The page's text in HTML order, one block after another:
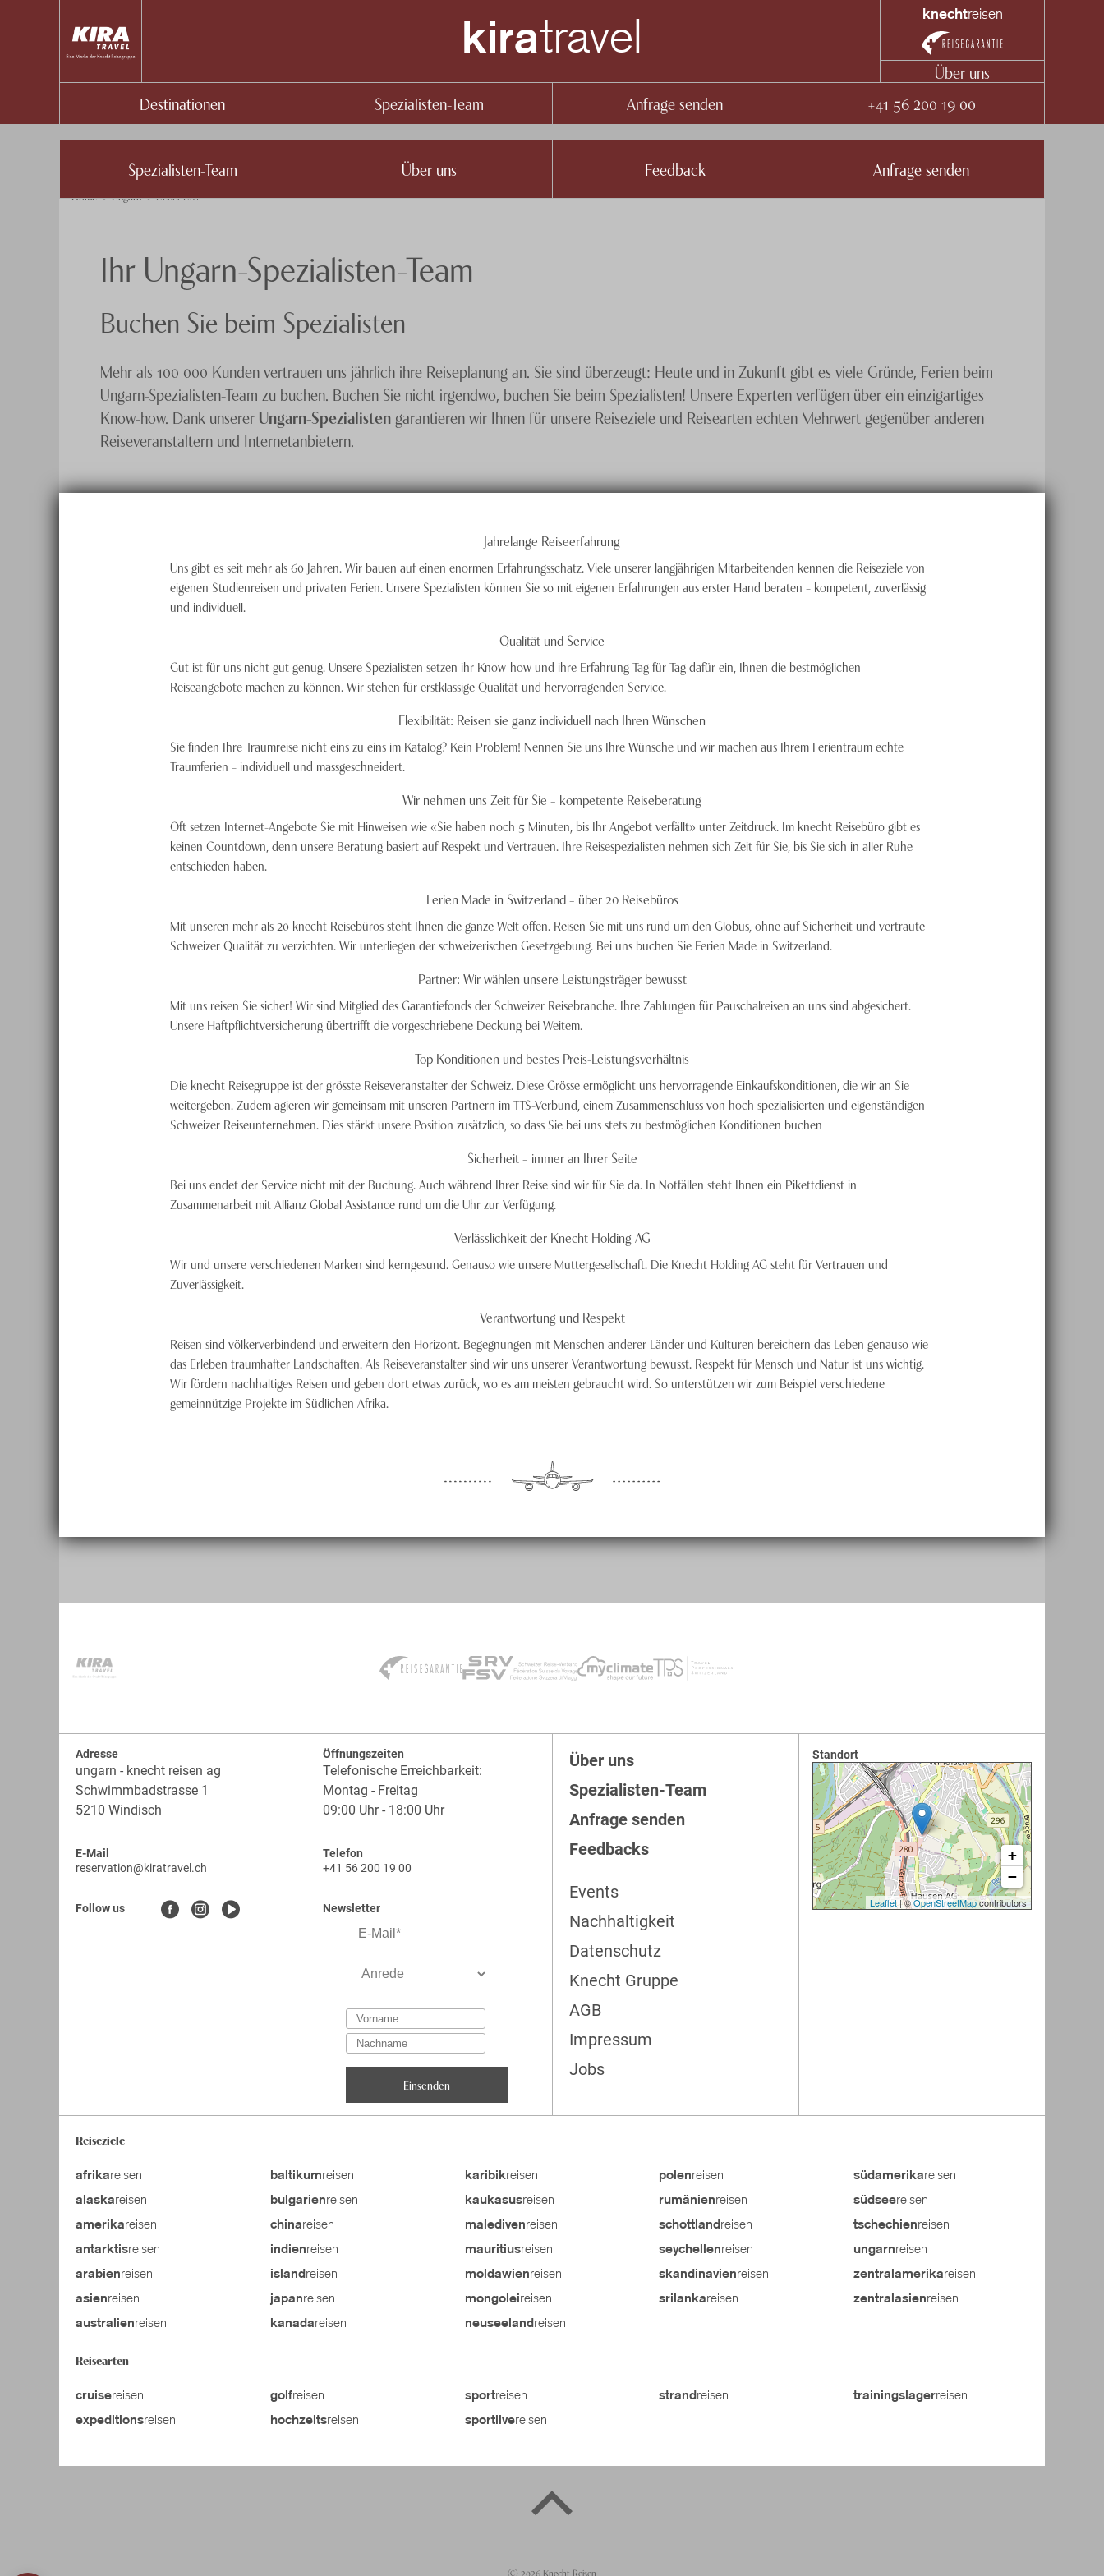
kiratravel
knechtreisen
Über uns
Destinationen
Spezialisten-Team Anfrage senden +41 56 200 19 00
Spezialisten-Team Über uns Feedback Anfrage senden
Home Ungarn Ueber Uns
Ihr Ungarn-Spezialisten-Team
Buchen Sie beim Spezialisten
Mehr als 100 000 Kunden vertrauen uns jährlich ihre Reiseplanung an. Sie sind überzeugt: Heute und in Zukunft gibt es viele Gründe, Ferien beim
Ungarn-Spezialisten-Team zu buchen. Buchen Sie nicht irgendwo, buchen Sie beim Spezialisten! Unsere Experten verfügen über ein einzigartiges
Know-how. Dank unserer Ungarn-Spezialisten garantieren wir Ihnen für unsere Reiseziele und Reisearten echten Mehrwert gegenüber anderen
Reiseveranstaltern und Internetanbietern.
Jahrelange Reiseerfahrung
Uns gibt es seit mehr als 60 Jahren. Wir bauen auf einen enormen Erfahrungsschatz. Viele unserer langjährigen Mitarbeitenden kennen die Reiseziele von
eigenen Studienreisen und privaten Ferien. Unsere Spezialisten können Sie so mit eigenen Erfahrungen aus erster Hand beraten – kompetent, zuverlässig
und individuell.
Qualität und Service
Gut ist für uns nicht gut genug. Unsere Spezialisten setzen ihr Know-how und ihre Erfahrung Tag für Tag dafür ein, Ihnen die bestmöglichen
Reiseangebote machen zu können. Wir stehen für erstklassige Qualität und hervorragenden Service.
Flexibilität: Reisen sie ganz individuell nach Ihren Wünschen
Sie finden Ihre Traumreise nicht eins zu eins im Katalog? Kein Problem! Nennen Sie uns Ihre Wünsche und wir machen aus Ihrem Ferientraum echte
Traumferien – individuell und massgeschneidert.
Wir nehmen uns Zeit für Sie – kompetente Reiseberatung
Oft setzen Internet-Angebote Sie mit Hinweisen wie «Sie haben noch 5 Minuten, bis Ihr Angebot verfällt» unter Zeitdruck. Im knecht Reisebüro gibt es
keinen Countdown, denn unsere Beratung basiert auf Respekt und Vertrauen. Ihre Reisespezialisten nehmen sich Zeit für Sie, bis Sie sich in aller Ruhe
entschieden haben.
Ferien Made in Switzerland – über 20 Reisebüros
Mit unseren mehr als 20 knecht Reisebüros steht Ihnen die ganze Welt offen. Reisen Sie mit uns rund um den Globus, ohne auf Sicherheit und vertraute
Schweizer Qualität zu verzichten. Wir unterliegen der schweizerischen Gesetzgebung. Bei uns buchen Sie Ferien Made in Switzerland.
Partner: Wir wählen unsere Leistungsträger bewusst
Mit uns reisen Sie sicher! Wir sind Mitglied des Garantiefonds der Schweizer Reisebranche. Ihre Zahlungen für Pauschalreisen an uns sind abgesichert.
Unsere Haftpflichtversicherung übertrifft die vorgeschriebene Deckung bei Weitem.
Top Konditionen und bestes Preis-Leistungsverhältnis
Die knecht Reisegruppe ist der grösste Reiseveranstalter der Schweiz. Diese Grösse ermöglicht uns hervorragende Einkaufskonditionen, die wir an Sie
weitergeben. Zudem agieren wir gemeinsam mit unseren Partnern im TTS-Verbund, einem Zusammenschluss von hoch spezialisierten und eigenständigen
Schweizer Reiseunternehmen. Dies stärkt unsere Position zusätzlich, so dass Sie bei uns stets zu bestmöglichen Konditionen buchen
Sicherheit – immer an Ihrer Seite
Bei uns endet der Service nicht mit der Buchung. Auch während Ihrer Reise sind wir für Sie da. In Notfällen steht Ihnen ein Pikettdienst in
Zusammenarbeit mit Allianz Global Assistance rund um die Uhr zur Verfügung.
Verlässlichkeit der Knecht Holding AG
Wir und unsere verschiedenen Marken sind kerngesund. Genauso wie unsere Muttergesellschaft. Die Knecht Holding AG steht für Vertrauen und
Zuverlässigkeit.
Verantwortung und Respekt
Reisen sind völkerverbindend und erweitern den Horizont. Begegnungen mit Menschen anderer Länder und Kulturen bereichern das Leben genauso wie
das Erleben traumhafter Landschaften. Als Reiseveranstalter sind wir uns unserer Verantwortung bewusst. Respekt für Mensch und Natur ist uns wichtig.
Wir fördern nachhaltiges Reisen und geben dort etwas zurück, wo es am meisten gebraucht wird. So unterstützen wir zum Beispiel verschiedene
gemeinnützige Projekte im Südlichen Afrika.
Adresse
ungarn - knecht reisen ag
Schwimmbadstrasse 1
5210 Windisch
E-Mail
reservation@kiratravel.ch
Follow us
Öffnungszeiten
Telefonische Erreichbarkeit:
Montag - Freitag
09:00 Uhr - 18:00 Uhr
Telefon
+41 56 200 19 00
Newsletter
Über uns
Spezialisten-Team
Anfrage senden
Feedbacks
Events
Nachhaltigkeit
Datenschutz
Knecht Gruppe
AGB
Impressum
Jobs
Standort
+
−
Leaflet| ©OpenStreetMapcontributors
Reiseziele
afrikareisen
alaskareisen
amerikareisen
antarktisreisen
arabienreisen
asienreisen
australienreisen
baltikumreisen
bulgarienreisen
chinareisen
indienreisen
island reisen
japanreisen
kanadareisen
karibikreisen
kaukasusreisen
maledivenreisen
mauritiusreisen
moldawienreisen
mongoleireisen
neuseeland reisen
polenreisen
rumänienreisen
schottland reisen
seychellenreisen
skandinavienreisen
srilankareisen
südamerikareisen
südseereisen
tschechienreisen
ungarnreisen
zentralamerikareisen
zentralasienreisen
Reisearten
cruisereisen
expeditionsreisen
golfreisen
hochzeitsreisen
sportreisen
sportlivereisen
strand reisen trainingslagerreisen
© 2026 Knecht Reisen